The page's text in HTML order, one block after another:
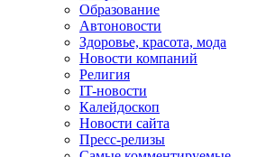
Образование
Автоновости
Здоровье, красота, мода
Новости компаний
Религия
IT-новости
Калейдоскоп
Новости сайта
Пресс-релизы